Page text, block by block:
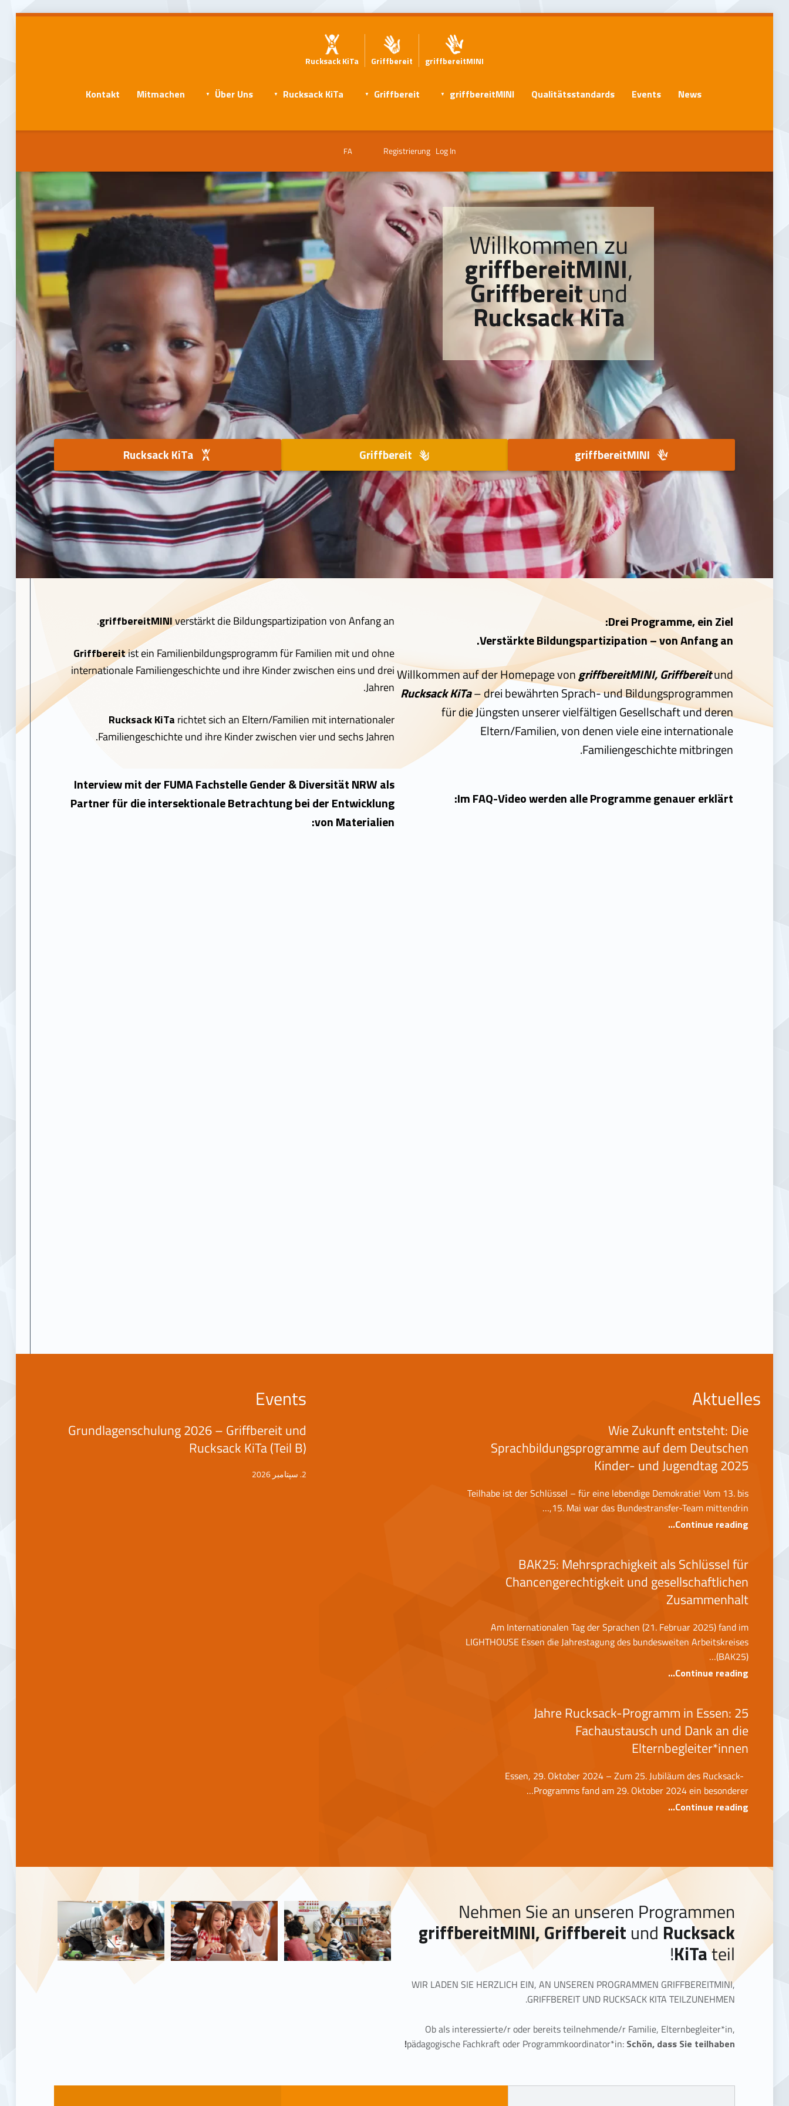
griffbereitMINI
Griffbereit
Rucksack KiTa
News
Events
Qualitätsstandards
griffbereitMINI
Griffbereit
Rucksack KiTa
Über Uns
Mitmachen
Kontakt
Log In
Registrierung
FA
Willkommen zu
griffbereitMINI,
Griffbereitund
Rucksack KiTa
Griffbereit griffbereitMINI
Rucksack KiTa
Drei Programme, ein Ziel:
Verstärkte Bildungspartizipation – von Anfang an.
Willkommen auf der Homepage vongriffbereitMINI, Griffbereitund
Rucksack KiTa– drei bewährten Sprach- und Bildungsprogrammen
für die Jüngsten unserer vielfältigen Gesellschaft und deren
Eltern/Familien, von denen viele eine internationale
Familiengeschichte mitbringen.
Im FAQ-Video werden alle Programme genauer erklärt:
griffbereitMINIverstärkt die Bildungspartizipation von Anfang an.
Griffbereitist ein Familienbildungsprogramm für Familien mit und ohne
internationale Familiengeschichte und ihre Kinder zwischen eins und drei
Jahren.
Rucksack KiTa richtet sich an Eltern/Familien mit internationaler
Familiengeschichte und ihre Kinder zwischen vier und sechs Jahren.
Interview mit der FUMA Fachstelle Gender & Diversität NRW als
Partner für die intersektionale Betrachtung bei der Entwicklung
von Materialien:
Events
Grundlagenschulung 2026 – Griffbereit und
Rucksack KiTa (Teil B)
2. سپتامبر 2026
Aktuelles
Wie Zukunft entsteht: Die
Sprachbildungsprogramme auf dem Deutschen
Kinder- und Jugendtag 2025
Teilhabe ist der Schlüssel – für eine lebendige Demokratie! Vom 13. bis
15. Mai war das Bundestransfer-Team mittendrin,…
Continue reading
“Wie Zukunft entsteht: Die Sprachbildungsprogramme auf dem Deutschen Kinder- und Jugendtag 2025”
…
BAK25: Mehrsprachigkeit als Schlüssel für
Chancengerechtigkeit und gesellschaftlichen
Zusammenhalt
Am Internationalen Tag der Sprachen (21. Februar 2025) fand im
LIGHTHOUSE Essen die Jahrestagung des bundesweiten Arbeitskreises
(BAK25)…
Continue reading
“BAK25: Mehrsprachigkeit als Schlüssel für Chancengerechtigkeit und gesellschaftlichen Zusammenhalt”
…
25 Jahre Rucksack-Programm in Essen:
Fachaustausch und Dank an die
Elternbegleiter*innen
Essen, 29. Oktober 2024 – Zum 25. Jubiläum des Rucksack-
Programms fand am 29. Oktober 2024 ein besonderer…
Continue reading
“25 Jahre Rucksack-Programm in Essen: Fachaustausch und Dank an die Elternbegleiter*innen”
…
Nehmen Sie an unseren Programmen
griffbereitMINI, Griffbereit und Rucksack
KiTateil!
WIR LADEN SIE HERZLICH EIN, AN UNSEREN PROGRAMMEN GRIFFBEREITMINI,
GRIFFBEREIT UND RUCKSACK KITA TEILZUNEHMEN.
Ob als interessierte/r oder bereits teilnehmende/r Familie, Elternbegleiter*in,
pädagogische Fachkraft oder Programmkoordinator*in: Schön, dass Sie teilhaben!